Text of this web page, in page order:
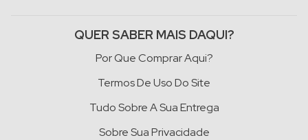
QUER SABER MAIS DAQUI?
Por Que Comprar Aqui?
Termos De Uso Do Site
Tudo Sobre A Sua Entrega
Sobre Sua Privacidade